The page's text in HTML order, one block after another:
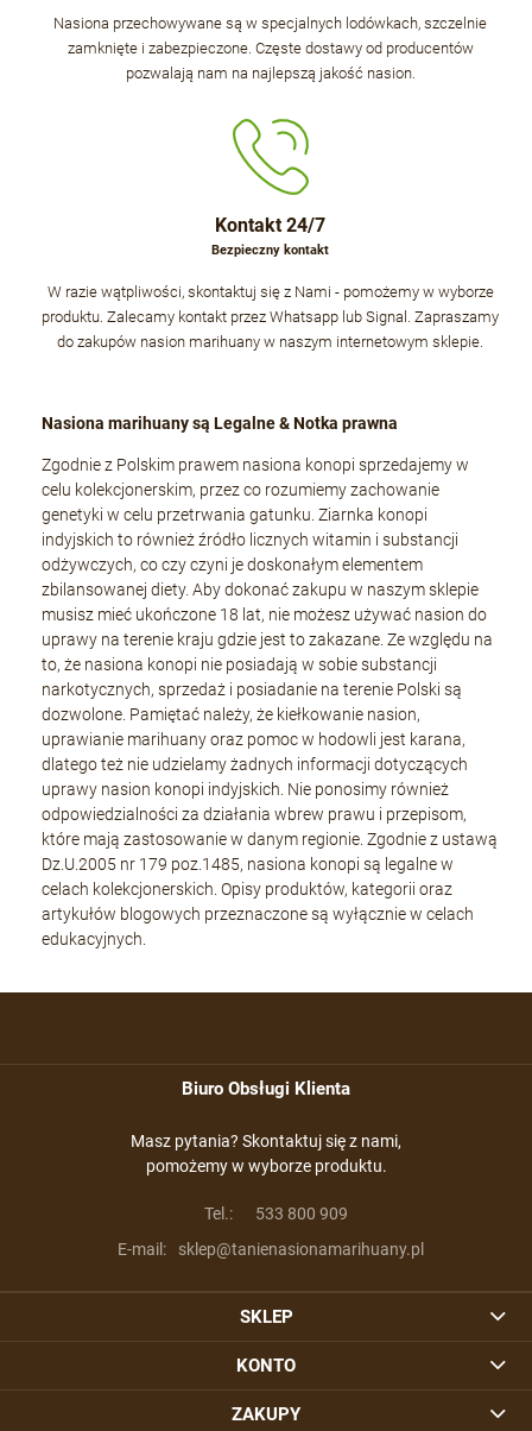
Nasiona przechowywane są w specjalnych lodówkach, szczelnie
zamknięte i zabezpieczone. Częste dostawy od producentów
pozwalają nam na najlepszą jakość nasion.
Kontakt 24/7
Bezpieczny kontakt
W razie wątpliwości, skontaktuj się z Nami - pomożemy w wyborze
produktu. Zalecamy kontakt przez Whatsapp lub Signal. Zapraszamy
do zakupów nasion marihuany w naszym internetowym sklepie.
Nasiona marihuany są Legalne & Notka prawna
Zgodnie z Polskim prawem nasiona konopi sprzedajemy w
celu kolekcjonerskim, przez co rozumiemy zachowanie
genetyki w celu przetrwania gatunku. Ziarnka konopi
indyjskich to również źródło licznych witamin i substancji
odżywczych, co czy czyni je doskonałym elementem
zbilansowanej diety. Aby dokonać zakupu w naszym sklepie
musisz mieć ukończone 18 lat, nie możesz używać nasion do
uprawy na terenie kraju gdzie jest to zakazane. Ze względu na
to, że nasiona konopi nie posiadają w sobie substancji
narkotycznych, sprzedaż i posiadanie na terenie Polski są
dozwolone. Pamiętać należy, że kiełkowanie nasion,
uprawianie marihuany oraz pomoc w hodowli jest karana,
dlatego też nie udzielamy żadnych informacji dotyczących
uprawy nasion konopi indyjskich. Nie ponosimy również
odpowiedzialności za działania wbrew prawu i przepisom,
które mają zastosowanie w danym regionie. Zgodnie z ustawą
Dz.U.2005 nr 179 poz.1485, nasiona konopi są legalne w
celach kolekcjonerskich. Opisy produktów, kategorii oraz
artykułów blogowych przeznaczone są wyłącznie w celach
edukacyjnych.
Biuro Obsługi Klienta
Masz pytania? Skontaktuj się z nami,
pomożemy w wyborze produktu.
Tel.:
533 800 909
E-mail:
sklep@tanienasionamarihuany.pl
SKLEP
KONTO
ZAKUPY